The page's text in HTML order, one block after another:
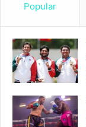
Popular